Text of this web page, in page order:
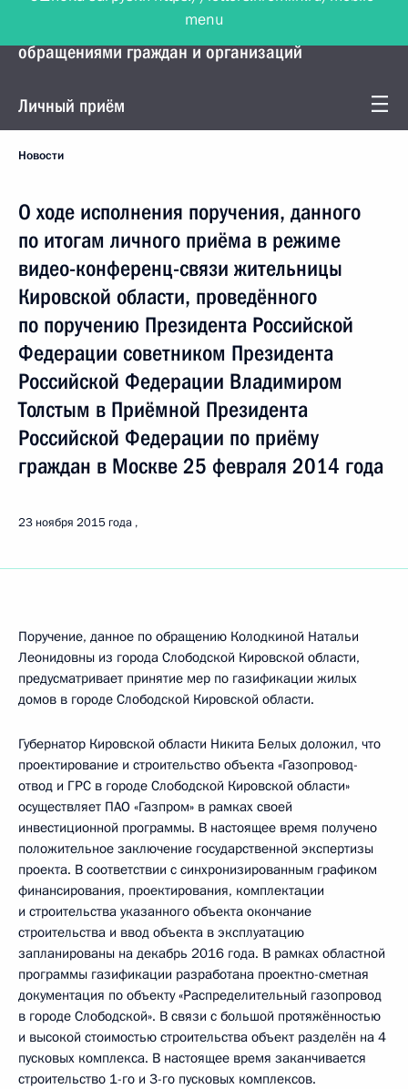
Управление Президента по работе с
обращениями граждан и организаций
Личный приём
Новости
О ходе исполнения поручения, данного
по итогам личного приёма в режиме
видео-конференц-связи жительницы
Кировской области, проведённого
по поручению Президента Российской
Федерации советником Президента
Российской Федерации Владимиром
Толстым в Приёмной Президента
Российской Федерации по приёму
граждан в Москве 25 февраля 2014 года
23 ноября 2015 года
Поручение, данное по обращению Колодкиной Натальи
Леонидовны из города Слободской Кировской области,
предусматривает принятие мер по газификации жилых
домов в городе Слободской Кировской области.
Губернатор Кировской области Никита Белых доложил, что
проектирование и строительство объекта «Газопровод-
отвод и ГРС в городе Слободской Кировской области»
осуществляет ПАО «Газпром» в рамках своей
инвестиционной программы. В настоящее время получено
положительное заключение государственной экспертизы
проекта. В соответствии с синхронизированным графиком
финансирования, проектирования, комплектации
и строительства указанного объекта окончание
строительства и ввод объекта в эксплуатацию
запланированы на декабрь 2016 года. В рамках областной
программы газификации разработана проектно-сметная
документация по объекту «Распределительный газопровод
в городе Слободской». В связи с большой протяжённостью
и высокой стоимостью строительства объект разделён на 4
пусковых комплекса. В настоящее время заканчивается
строительство 1-го и 3-го пусковых комплексов.
menu